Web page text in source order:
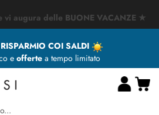
vi augura delle BUONE VACANZE ★
COI SALDI
e offertea tempo limitato